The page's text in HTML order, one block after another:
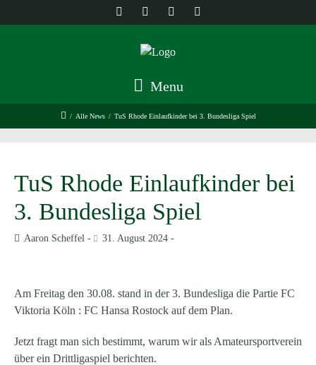
Menu
/ Alle News / TuS Rhode Einlaufkinder bei 3. Bundesliga Spiel
TuS Rhode Einlaufkinder bei
3. Bundesliga Spiel
Aaron Scheffel 31. August 2024
Am Freitag den 30.08. stand in der 3. Bundesliga die Partie FC
Viktoria Köln : FC Hansa Rostock auf dem Plan.
Jetzt fragt man sich bestimmt, warum wir als Amateursportverein
über ein Drittligaspiel berichten.